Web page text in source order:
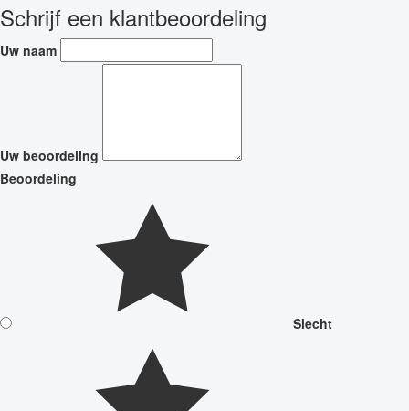
Schrijf een klantbeoordeling
Uw naam
Uw beoordeling
Beoordeling
Slecht